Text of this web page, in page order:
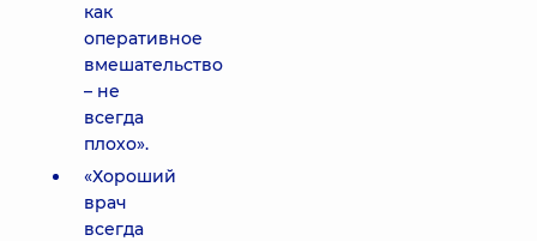
как
оперативное
вмешательство
– не
всегда
плохо».
«Хороший
врач
всегда